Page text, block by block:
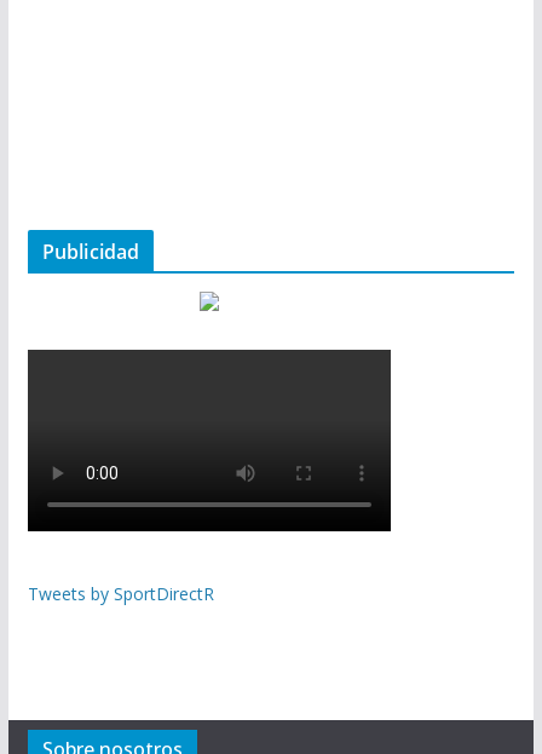
Publicidad
Tweets by SportDirectR